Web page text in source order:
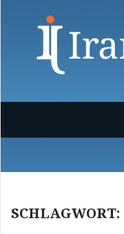
SCHLAGWORT: